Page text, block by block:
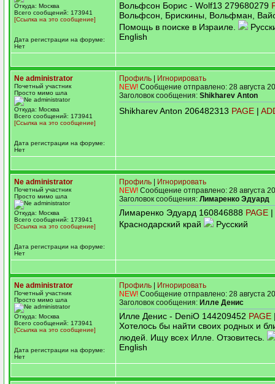
Откуда: Москва
Всего сообщений: 173941
[Ссылка на это сообщение]
Дата регистрации на форуме:
Нет
Вольфсон Борис - Wolf13 279680279
Вольфсон, Брискины, Вольфман,
Помощь в поиске в Израиле.
English
Ne administrator
Почетный участник
Просто мимо шла
Откуда: Москва
Всего сообщений: 173941
[Ссылка на это сообщение]
Дата регистрации на форуме:
Нет
Профиль
Игнорировать
NEW! Сообщение отправлено: 28 августа
Заголовок сообщения: Shikharev Anton
Shikharev Anton 206482313 PAGE |
Ne administrator
Почетный участник
Просто мимо шла
Откуда: Москва
Всего сообщений: 173941
[Ссылка на это сообщение]
Дата регистрации на форуме:
Нет
Профиль
Игнорировать
NEW! Сообщение отправлено: 28 августа
Заголовок сообщения: Лимаренко Эдуард
Лимаренко Эдуард 160846888 PAGE |
Краснодарский край
Русский
Ne administrator
Почетный участник
Просто мимо шла
Откуда: Москва
Всего сообщений: 173941
[Ссылка на это сообщение]
Дата регистрации на форуме:
Нет
Профиль
Игнорировать
NEW! Сообщение отправлено: 28 августа
Заголовок сообщения: Илле Денис
Илле Денис - DeniO 144209452 PAGE
Хотелось бы найти своих родных и
людей. Ищу всех Илле. Отзовитесь.
English